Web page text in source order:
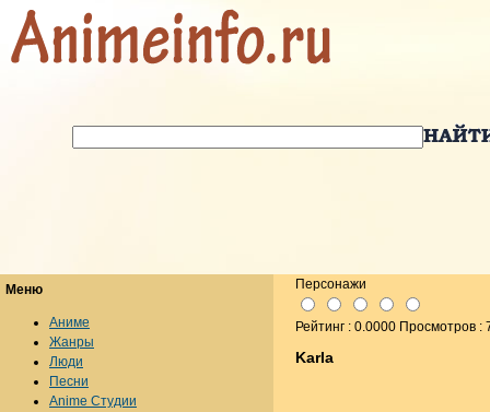
Персонажи
Рейтинг : 0.0000 Просмотров :
Karla
Меню
Аниме
Жанры
Люди
Песни
Anime Студии